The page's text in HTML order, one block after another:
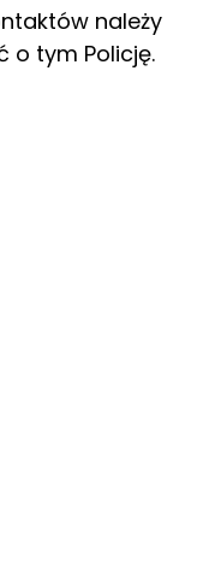
należy
o tym Policję.